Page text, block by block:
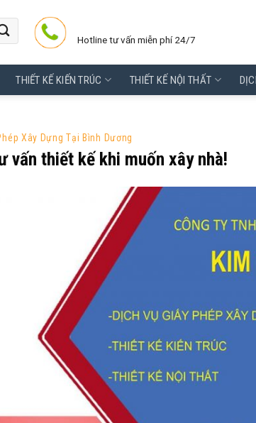
Hotline tư vấn miễn phí 24/7
THIẾT KẾ KIẾN TRÚC THIẾT KẾ NỘI THẤT
Xây Dựng Tại Bình Dương
vấn thiết kế khi muốn xây nhà!